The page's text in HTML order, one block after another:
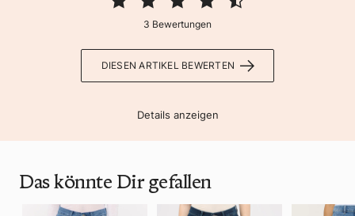
3 Bewertungen
DIESEN ARTIKEL BEWERTEN
Details anzeigen
Das könnte Dir gefallen